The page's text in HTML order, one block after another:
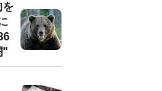
を
"